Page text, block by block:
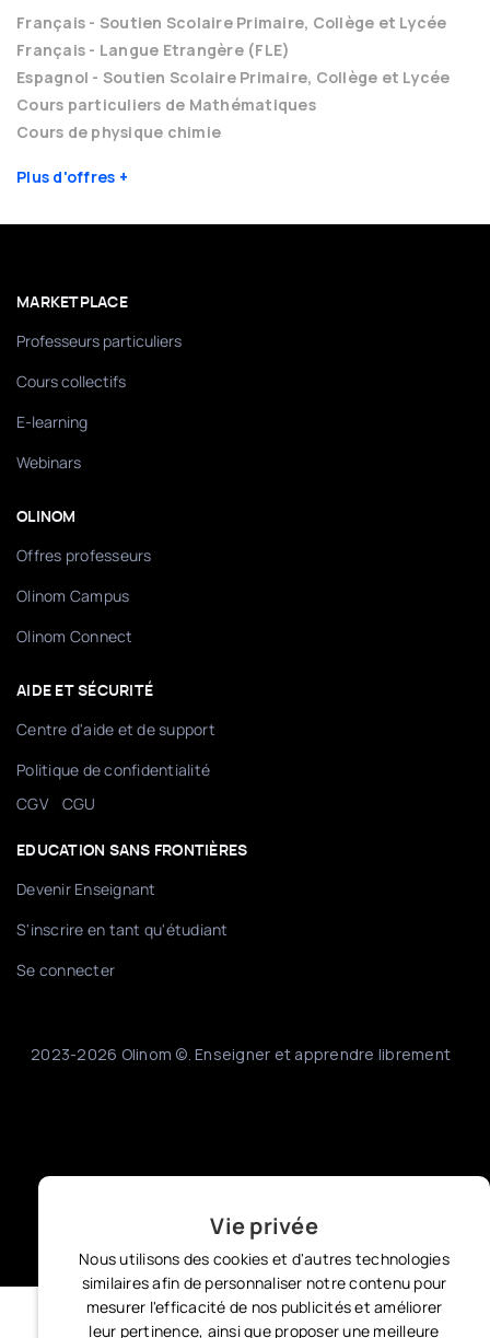
Français - Soutien Scolaire Primaire, Collège et Lycée
Français - Langue Etrangère (FLE)
Espagnol - Soutien Scolaire Primaire, Collège et Lycée
Cours particuliers de Mathématiques
Cours de physique chimie
Plus d'offres
MARKETPLACE
Professeurs particuliers
Cours collectifs
E-learning
Webinars
OLINOM
Offres professeurs
Olinom Campus
Olinom Connect
AIDE ET SÉCURITÉ
Centre d'aide et de support
Politique de confidentialité
CGV/ CGU
EDUCATION SANS FRONTIÈRES
Devenir Enseignant
S'inscrire en tant qu'étudiant
Se connecter
2023-2026 Olinom ©. Enseigner et apprendre librement
Vie privée
Nous utilisons des cookies et d'autres technologies
similaires afin de personnaliser notre contenu pour
mesurer l'efficacité de nos publicités et améliorer
leur pertinence, ainsi que proposer une meilleure